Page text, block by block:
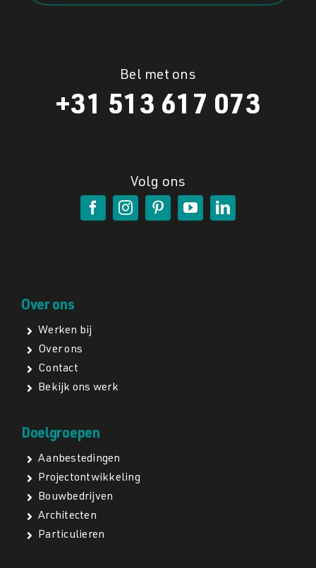
Bel met ons
+31 513 617 073
Volg ons
Over ons
Werken bij
Over ons
Contact
Bekijk ons werk
Doelgroepen
Aanbestedingen
Projectontwikkeling
Bouwbedrijven
Architecten
Particulieren